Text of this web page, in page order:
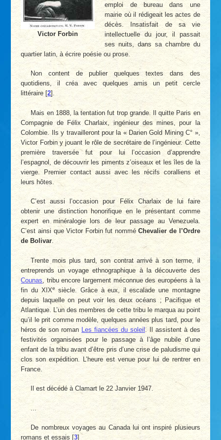
Victor Forbin
emploi de bureau dans une
mairie où il rédigeait les actes de
décès. Insatisfait de sa vie
intellectuelle du jour, il passait
ses nuits, dans sa chambre du
quartier latin, à écrire poésie ou prose.
Non content de publier quelques textes dans des
quotidiens, il créa avec quelques amis un petit cercle
littéraire[2] .
Mais en 1888, la tentation fut trop grande. Il quitte Paris en
Compagnie de Félix Charlaix, ingénieur des mines, pour la
Colombie. Ils y travailleront pour la « Darien Gold Mining C° »,
Victor Forbin y jouant le rôle de secrétaire de l’ingénieur. Cette
première traversée fut pour lui l’occasion d’apprendre
l’espagnol, de découvrir les piments z’oiseaux et les îles de la
vierge. Premier contact aussi avec les récifs coralliens et
leurs hôtes.
C’est aussi l’occasion pour Félix Charlaix de lui faire
obtenir une distinction honorifique en le présentant comme
expert en minéralogie lors de leur passage au Venezuela.
C’est ainsi que Victor Forbin fut nomméChevalier de l’Ordre
de Bolivar.
Trente mois plus tard, son contrat arrivé à son terme, il
entreprends un voyage ethnographique à la découverte des
Counas, tribu encore largement méconnue des européens à la
fin du XIXe
siècle. Grâce à eux, il escalade une montagne
depuis laquelle on peut voir les deux océans ; Pacifique et
Atlantique. L’un des membres de cette tribu le marqua au point
qu’il le prit comme modèle, quelques années plus tard, pour le
héros de son roman
Les fiancées du soleil. Il assistent à des
festivités organisées pour le passage à l’âge nubile d’une
enfant de la tribu avant d’être pris d’une crise de paludisme qui
clos son expédition. L’heure est venue pour lui de rentrer en
France.
Il est décédé à Clamart le 22 Janvier 1947.
De nombreux voyages au Canada lui ont inspiré plusieurs
romans et essais [3]